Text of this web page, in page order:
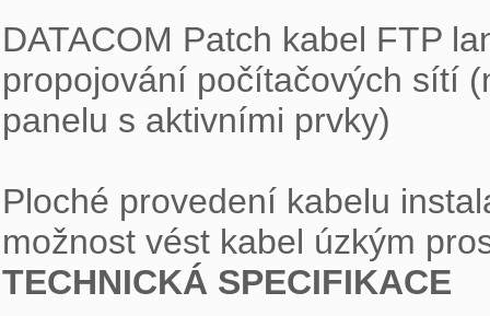
DATACOM Patch kabel FTP
propojování počítačových sítí
panelu s aktivními prvky)
Ploché provedení kabelu
TECHNICKÁ SPECIFIKACE